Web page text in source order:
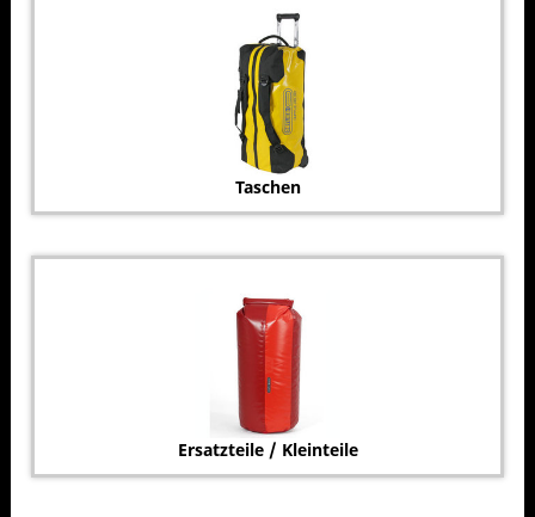
Taschen
Ersatzteile / Kleinteile